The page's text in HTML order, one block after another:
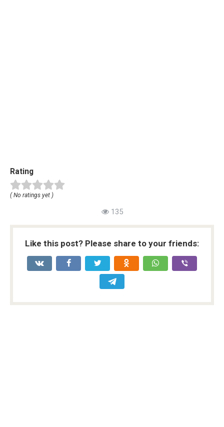
Rating
( No ratings yet )
135
Like this post? Please share to your friends: